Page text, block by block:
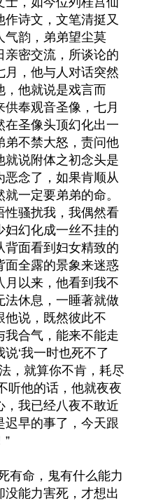
诗文，文笔清挺又
气韵，弟弟望尘莫
亲密交流，所谈论的
月，他与人对话突然
，他就说是戏言而
奉观音圣像，七月
在圣像头顶幻化出一
弟不禁大怒，责问他
就说附体之初念头是
恶念了，如果肯顺从
一定要弟弟的命。
性骚扰我，我偶然看
妇幻化成一丝不挂的
背面看到妇女精致的
面全露的景象来迷惑
月以来，他看到我不
法休息，一睡著就做
他说，既然彼此不
我合气，能来不能走
‘我一时也死不了
，就算你不肯，耗尽
听他的话，他就夜夜
，我已经八夜不敢近
迟早的事了，今天跟
”
有命，鬼有什么能力
能力害死，才想出